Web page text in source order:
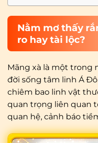
Nằm mơ thấy
ro hay tài lộc?
Mãng xà là một trong
đời sống tâm linh Á
chiêm bao linh vật
quan trọng liên quan
quan hệ, cảnh báo